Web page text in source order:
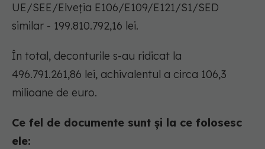
UE/SEE/Elveţia E106/E109/E121/S1/SED
similar - 199.810.792,16 lei.
În total, deconturile s-au ridicat la
496.791.261,86 lei, achivalentul a circa 106,3
milioane de euro.
Ce fel de documente sunt și la ce folosesc
ele: